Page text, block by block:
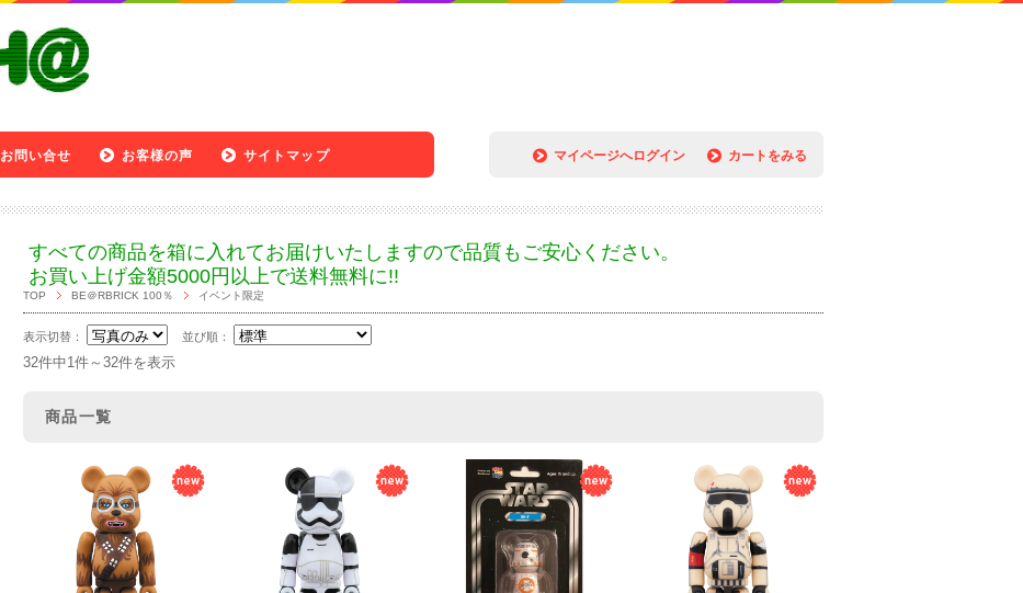
マイページへログイン カートをみる
お問い合せ お客様の声 サイトマップ
すべての商品を箱に入れてお届けいたしますので品質もご安心ください。
お買い上げ金額5000円以上で送料無料に!!
TOP BE＠RBRICK 100％ イベント限定
表示切替： 並び順：
32件中1件～32件を表示
商品一覧